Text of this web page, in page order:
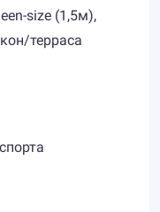
size (1,5м),
терраса